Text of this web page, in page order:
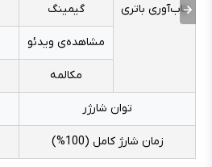
تاب‌آوری باتری گیمینگ
مشاهده‌ی ویدئو
مکالمه
توان شارژر
زمان شارژ کامل (100%)